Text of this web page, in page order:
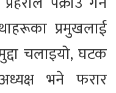
प्रमुखलाई
चलाइयो, घटक
भने फरार